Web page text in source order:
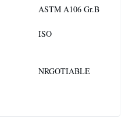
ASTM A106 Gr.B
ISO
NRGOTIABLE